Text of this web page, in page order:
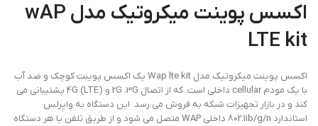
اکسس پوینت میکروتیک مدل wAP
LTE kit
اکسس پوینت میکروتیک مدل Wap lte kit یک اکسس پوینت کوچک و ضد آب
با یک مودم cellular داخلی است. که از اتصال 2G ،3G و (4G (LTE پشتیبانی می
کند و در بازار تجهیزات شبکه به فروش می رسد. این دستگاه به وایرلس
استاندارد 802.11b/g/n داخلی WAP متصل می شود و از طریق تلفن یا هر دستگاه